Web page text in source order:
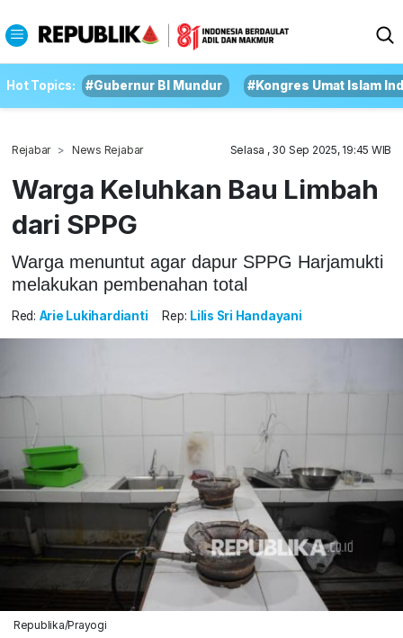
Hot Topics: #Gubernur BI Mundur #Kongres Umat Islam
Rejabar News Rejabar Selasa , 30 Sep 2025, 19:45 WIB
Warga Keluhkan Bau Limbah
dari SPPG
Warga menuntut agar dapur SPPG Harjamukti
melakukan pembenahan total
Red: Arie Lukihardianti Rep: Lilis Sri Handayani
Republika/Prayogi